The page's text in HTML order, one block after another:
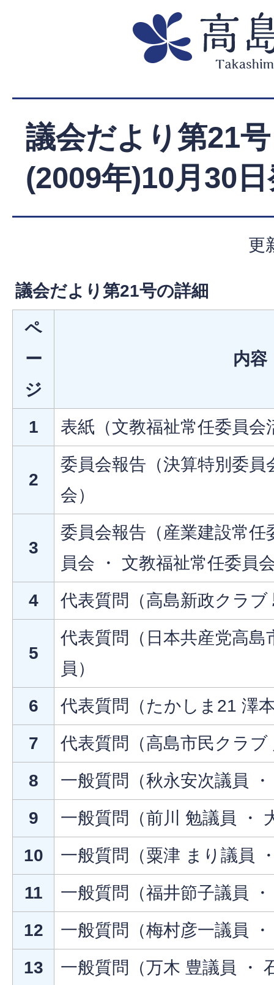
議会だより第21
(2009年)10月30
更
議会だより第21号の詳細
ペ
ー
ジ
内容
1 表紙（文教福祉常任委員会
2
委員会報告（決算特別委員
会）
3
委員会報告（産業建設常任
員会 ・ 文教福祉常任委員
4
代表質問（高島新政クラブ
5
代表質問（日本共産党高島
員）
6
代表質問（たかしま21 澤
7
代表質問（高島市民クラブ
8
一般質問（秋永安次議員
9
一般質問（前川 勉議員 ・
10
一般質問（粟津 まり議員
11
一般質問（福井節子議員
12
一般質問（梅村彦一議員
13
一般質問（万木 豊議員 ・